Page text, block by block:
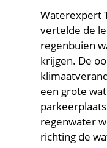
Waterexpert
vertelde de
regenbuien
krijgen. De
een grote
regenwater
richting de